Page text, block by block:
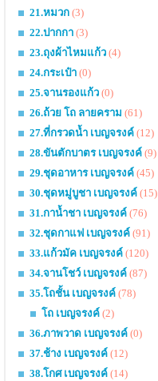
21.หมวก (3)
22.ปากกา (3)
23.ถุงผ้าไหมแก้ว (4)
24.กระเป๋า (0)
25.จานรองแก้ว (0)
26.ถ้วย โถ ลายคราม (61)
27.ที่กรวดน้ำ เบญจรงค์ (12)
28.ขันตักบาตร เบญจรงค์ (9)
29.ชุดอาหาร เบญจรงค์ (45)
30.ชุดหมู่บูชา เบญจรงค์ (15)
31.กาน้ำชา เบญจรงค์ (76)
32.ชุดกาแฟ เบญจรงค์ (91)
33.แก้วมัค เบญจรงค์ (120)
34.จานโชว์ เบญจรงค์ (87)
35.โถชั้น เบญจรงค์ (78)
โถ เบญจรงค์ (2)
36.ภาพวาด เบญจรงค์ (0)
37.ช้าง เบญจรงค์ (12)
38.โกศ เบญจรงค์ (14)